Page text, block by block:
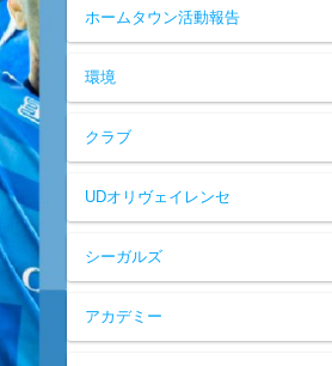
ホームタウン活動報告
環境
クラブ
UDオリヴェイレンセ
シーガルズ
アカデミー